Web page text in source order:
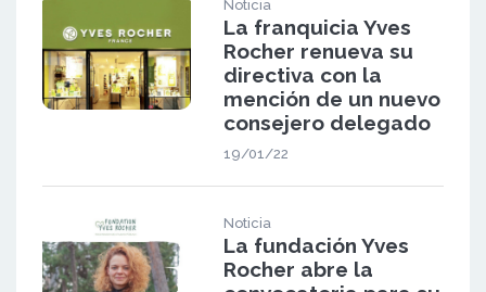
Noticia
La franquicia Yves
Rocher renueva su
directiva con la
mención de un nuevo
consejero delegado
19/01/22
Noticia
La fundación Yves
Rocher abre la